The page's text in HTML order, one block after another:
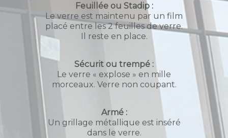
Feuillée ou Stadip :
Le verre est maintenu par un film
placé entre les 2 feuilles de verre.
Il reste en place.
Sécurit ou trempé :
Le verre « explose » en mille
morceaux. Verre non coupant.
Armé :
Un grillage métallique est inséré
dans le verre.